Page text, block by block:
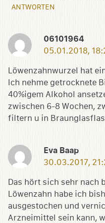
ANTWORTEN
06101964
05.01.2018,
Löwenzahnwurzel hat
Ich nehme getrocknete
40%igem Alkohol
zwischen 6-8 Wochen,
filtern u in
Eva Baap
30.03.2017,
Das hört sich sehr nach
Löwenzahn habe ich
ausgestochen und
Arzneimittel sein kann,